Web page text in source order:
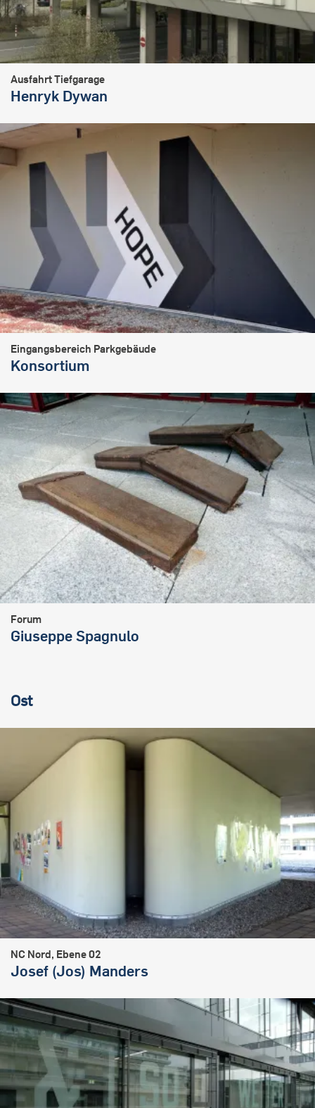
Ausfahrt Tiefgarage
Henryk Dywan
Eingangsbereich Parkgebäude
Konsortium
Forum
Giuseppe Spagnulo
Ost
NC Nord, Ebene 02
Josef (Jos) Manders